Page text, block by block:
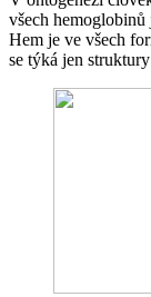
všech hemoglobinů
Hem je ve všech
se týká jen